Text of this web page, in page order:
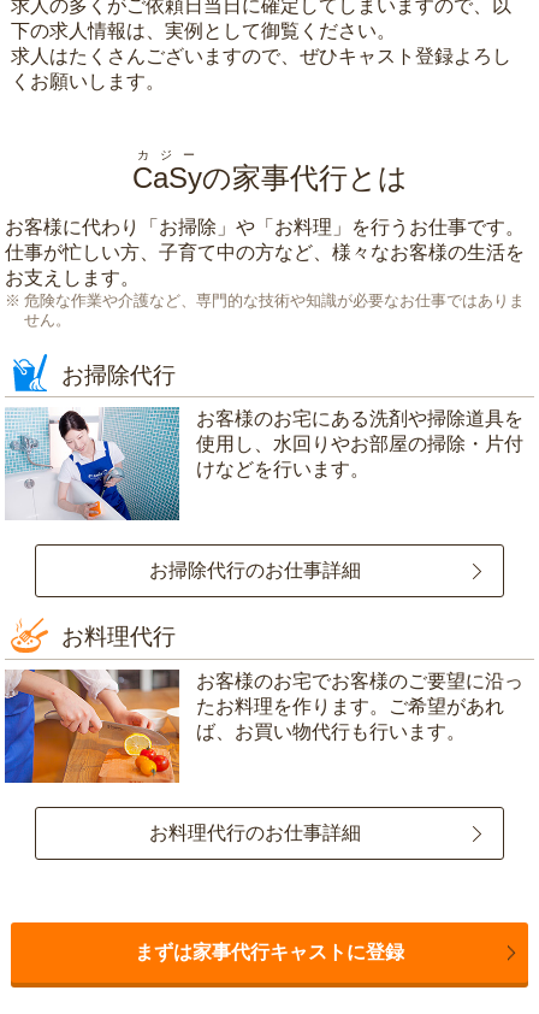
求人の多くがご依頼日当日に確定してしまいますので、以
下の求人情報は、実例として御覧ください。
求人はたくさんございますので、ぜひキャスト登録よろし
くお願いします。
CaSy
カジー
の家事代行とは
お客様に代わり「 お掃除 」や「 お料理 」を行うお仕事です。
仕事が忙しい方、子育て中の方など、様々なお客様の生活を
お支えします。
危険な作業や介護など、専門的な技術や知識が必要なお仕事ではありま
せん。
お掃除代行
お客様のお宅にある洗剤や掃除道具を
使用し、水回りやお部屋の掃除・片付
けなどを行います。
お掃除代行のお仕事詳細
お料理代行
お客様のお宅でお客様のご要望に沿っ
たお料理を作ります。ご希望があれ
ば、お買い物代行も行います。
お料理代行のお仕事詳細
まずは家事代行キャストに登録